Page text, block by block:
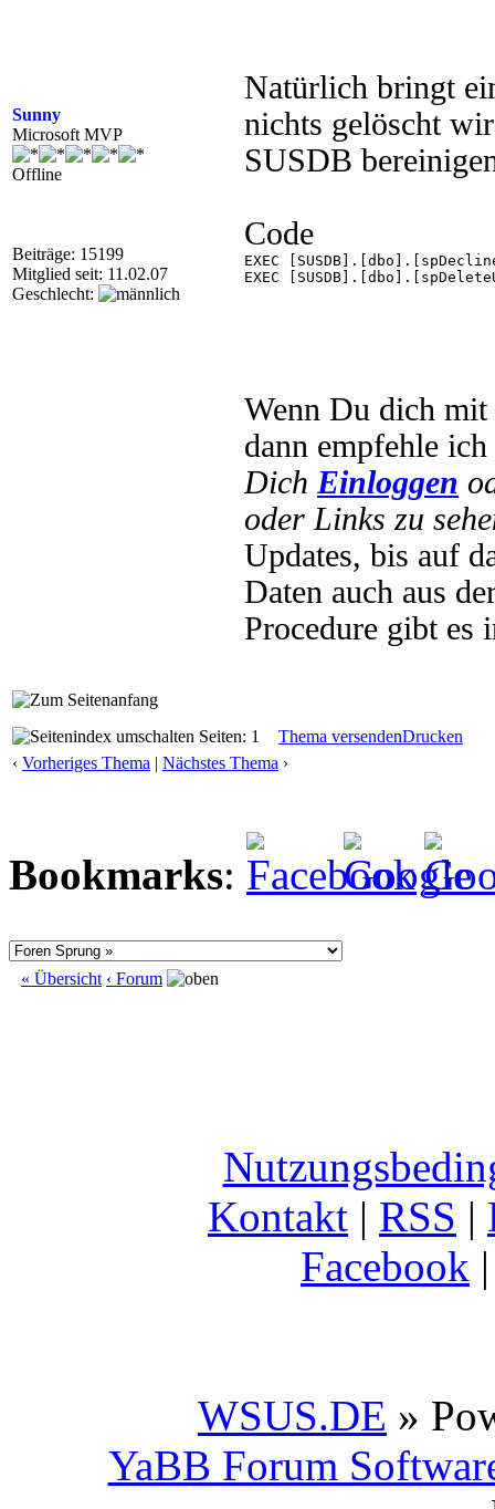
Sunny
Microsoft MVP
Offline
Beiträge: 15199
Mitglied seit: 11.02.07
Geschlecht:
Natürlich bringt
nichts gelöscht
SUSDB
Code
EXEC
EXEC
Wenn Du dich
dann empfehle
Dich Einloggen
oder Links zu
Updates, bis auf
Daten auch aus
Procedure gibt es
Seiten: 1 Thema versendenDrucken
‹ Vorheriges Thema | Nächstes Thema ›
Bookmarks:
« Übersicht ‹ Forum
Kontakt | RSS |
Facebook
WSUS.DE »
YaBB Forum